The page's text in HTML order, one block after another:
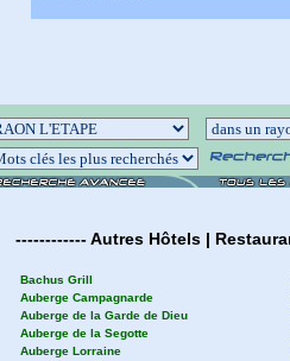
------------Autres Hôtels |
Bachus Grill
Auberge Campagnarde
Auberge de la Garde de Dieu
Auberge de la Segotte
Auberge Lorraine